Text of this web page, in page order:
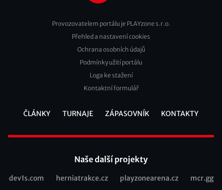
Footer
Provozovatelem portálu je PLAYzone s.r.o.
Přehled a nastavení cookies
Ochrana osobních údajů
Podmínky užití portálu
Loga ke stažení
Kontaktní formulář
ČLÁNKY TURNAJE ZÁPASOVNÍK KONTAKTY
Naše další projekty
dev1s.com herniatrakce.cz playzonearena.cz mcr.gg